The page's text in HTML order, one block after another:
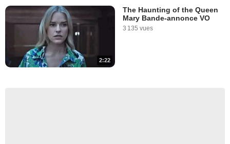
2:22
The Haunting of the Queen
Mary Bande-annonce VO
3 135 vues